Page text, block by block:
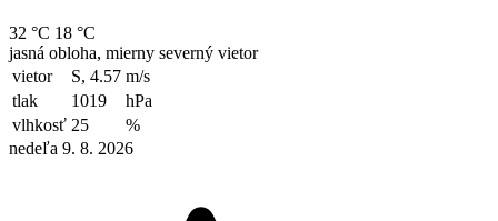
32 °C 18 °C
jasná obloha, mierny severný vietor
vietor
S, 4.57 m/s
tlak
1019
hPa
vlhkosť 25
%
nedeľa 9. 8. 2026